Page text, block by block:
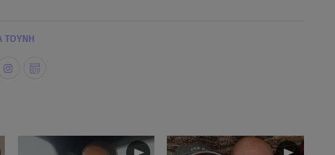
ΤΟΥΝΗ